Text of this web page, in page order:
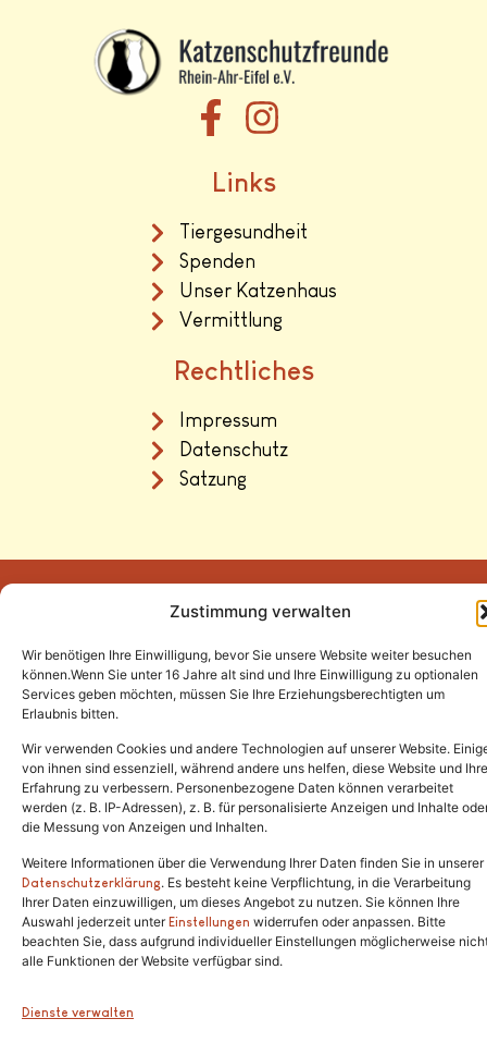
Zustimmung verwalten
Wir benötigen Ihre Einwilligung, bevor Sie unsere Website weiter besuchen
können.Wenn Sie unter 16 Jahre alt sind und Ihre Einwilligung zu optionalen
Services geben möchten, müssen Sie Ihre Erziehungsberechtigten um
Erlaubnis bitten.
Wir verwenden Cookies und andere Technologien auf unserer Website.
von ihnen sind essenziell, während andere uns helfen, diese Website und Ihre
Erfahrung zu verbessern. Personenbezogene Daten können verarbeitet
werden (z. B. IP-Adressen), z. B. für personalisierte Anzeigen und Inhalte
die Messung von Anzeigen und Inhalten.
Weitere Informationen über die Verwendung Ihrer Daten finden Sie in unserer
Datenschutzerklärung. Es besteht keine Verpflichtung, in die Verarbeitung
Ihrer Daten einzuwilligen, um dieses Angebot zu nutzen. Sie können Ihre
Auswahl jederzeit unterEinstellungen widerrufen oder anpassen. Bitte
beachten Sie, dass aufgrund individueller Einstellungen möglicherweise
alle Funktionen der Website verfügbar sind.
Dienste verwalten
Links
Tiergesundheit
Spenden
Unser Katzenhaus
Vermittlung
Rechtliches
Impressum
Datenschutz
Satzung
Copyright © 2024. Alle Rechte vorbehalten.
Tel.:(02646) 915928
info@katzenschutzfreunde.de
Im Brandenfeld 22
53426 Schalkenbach